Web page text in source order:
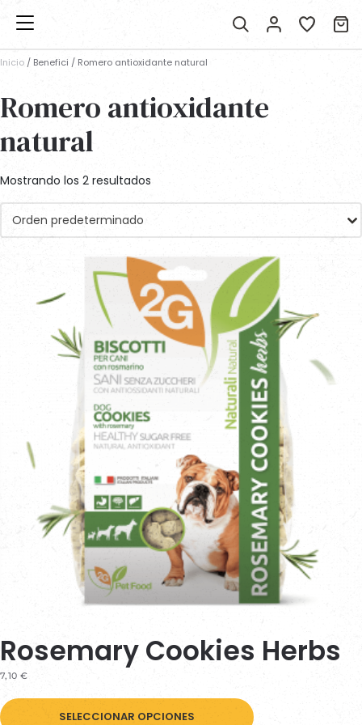
Inicio / Benefici / Romero antioxidante natural
Romero antioxidante
natural
Mostrando los 2 resultados
Orden predeterminado
Rosemary Cookies Herbs
7,10 €
SELECCIONAR OPCIONES
producto